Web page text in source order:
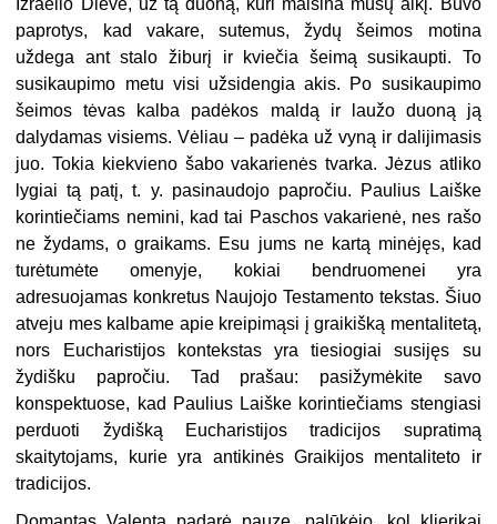
Izraelio Dieve, už tą duoną, kuri malšina mūsų alkį. Buvo
paprotys, kad vakare, sutemus, žydų šeimos motina
uždega ant stalo žiburį ir kviečia šeimą susikaupti. To
susikaupimo metu visi užsidengia akis. Po susikaupimo
šeimos tėvas kalba padėkos maldą ir laužo duoną ją
dalydamas visiems. Vėliau – padėka už vyną ir dalijimasis
juo. Tokia kiekvieno šabo vakarienės tvarka. Jėzus atliko
lygiai tą patį, t. y. pasinaudojo papročiu. Paulius Laiške
korintiečiams nemini, kad tai Paschos vakarienė, nes rašo
ne žydams, o graikams. Esu jums ne kartą minėjęs, kad
turėtumėte omenyje, kokiai bendruomenei yra
adresuojamas konkretus Naujojo Testamento tekstas. Šiuo
atveju mes kalbame apie kreipimąsi į graikišką mentalitetą,
nors Eucharistijos kontekstas yra tiesiogiai susijęs su
žydišku papročiu. Tad prašau: pasižymėkite savo
konspektuose, kad Paulius Laiške korintiečiams stengiasi
perduoti žydišką Eucharistijos tradicijos supratimą
skaitytojams, kurie yra antikinės Graikijos mentaliteto ir
tradicijos.